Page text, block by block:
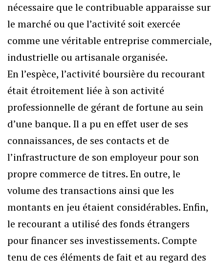
nécessaire que le contribuable apparaisse sur
le marché ou que l’activité soit exercée
comme une véritable entreprise commerciale,
industrielle ou artisanale organisée.
En l’espèce, l’activité boursière du recourant
était étroitement liée à son activité
professionnelle de gérant de fortune au sein
d’une banque. Il a pu en effet user de ses
connaissances, de ses contacts et de
l’infrastructure de son employeur pour son
propre commerce de titres. En outre, le
volume des transactions ainsi que les
montants en jeu étaient considérables. Enfin,
le recourant a utilisé des fonds étrangers
pour financer ses investissements. Compte
tenu de ces éléments de fait et au regard des